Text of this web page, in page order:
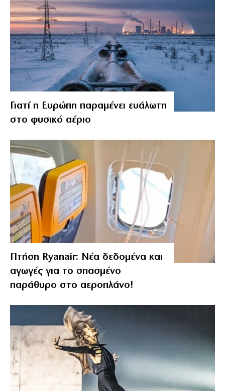
Γιατί η Ευρώπη παραμένει ευάλωτη
στο φυσικό αέριο
Πτήση Ryanair: Νέα δεδομένα και
αγωγές για το σπασμένο
παράθυρο στο αεροπλάνο!